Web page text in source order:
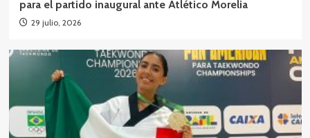
para el partido inaugural ante Atlético Morelia
29 julio, 2026